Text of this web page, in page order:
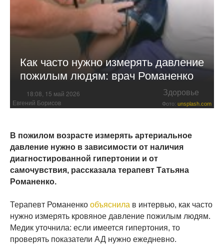
Как часто нужно измерять давление
пожилым людям: врач Романенко
18:08, 15 май 2026 Здоровье
Евгений Борисов Фото: unsplash.com
В пожилом возрасте измерять артериальное
давление нужно в зависимости от наличия
диагностированной гипертонии и от
самочувствия, рассказала терапевт Татьяна
Романенко.
Терапевт Романенко объяснила в интервью, как часто
нужно измерять кровяное давление пожилым людям.
Медик уточнила: если имеется гипертония, то
проверять показатели АД нужно ежедневно.